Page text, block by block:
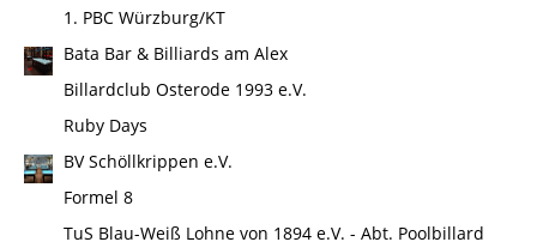
1. PBC Würzburg/KT
Bata Bar & Billiards am Alex
Billardclub Osterode 1993 e.V.
Ruby Days
BV Schöllkrippen e.V.
Formel 8
TuS Blau-Weiß Lohne von 1894 e.V. - Abt. Poolbillard